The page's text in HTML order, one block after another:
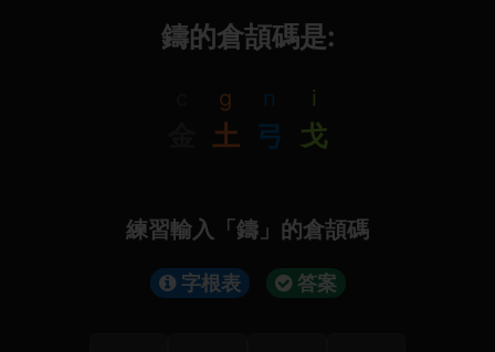
鑄的倉頡碼是:
g
土
n
弓
i
戈
練習輸入「鑄」的倉頡碼
字根表 答案